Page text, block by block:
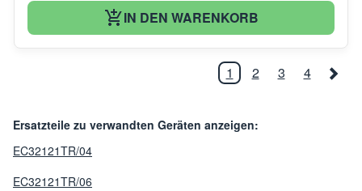
IN DEN WARENKORB
1 2 3 4
Ersatzteile zu verwandten Geräten anzeigen:
EC32121TR/04
EC32121TR/06